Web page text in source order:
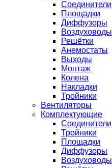
Соединители
Площадки
Диффузоры
Воздуховоды
Решётки
Анемостаты
Выходы
Монтаж
Колена
Накладки
Тройники
Вентиляторы
Комплектующие
Соединители
Тройники
Площадки
Диффузоры
Воздуховоды